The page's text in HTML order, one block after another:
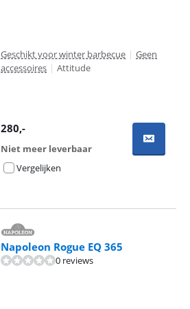
Geschikt voor winter barbecue | Geen
accessoires | Attitude
280,-
Niet meer leverbaar
Vergelijken
Napoleon Rogue EQ 365
0 reviews